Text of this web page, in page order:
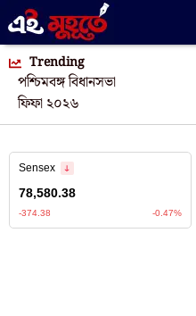
Trending
পশ্চিমবঙ্গ বিধানসভা
ফিফা ২০২৬